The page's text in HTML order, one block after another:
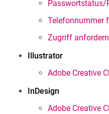
Passwortstatus/
Telefonnummer
Zugriff anfordern
Illustrator
Adobe Creative
InDesign
Adobe Creative